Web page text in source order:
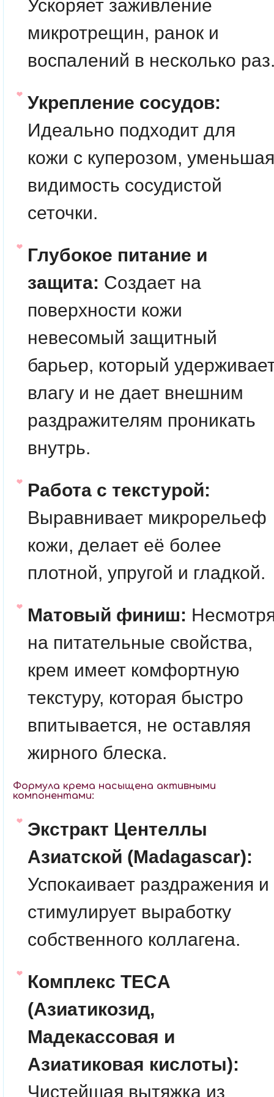
Ускоряет заживление
микротрещин, ранок и
воспалений в несколько
Укрепление сосудов:
Идеально подходит для
кожи с куперозом, уменьшая
видимость сосудистой
сеточки.
Глубокое питание и
защита: Создает на
поверхности кожи
невесомый защитный
барьер, который
влагу и не дает внешним
раздражителям проникать
внутрь.
Работа с текстурой:
Выравнивает микрорельеф
кожи, делает её более
плотной, упругой и гладкой.
Матовый финиш:
на питательные свойства,
крем имеет комфортную
текстуру, которая быстро
впитывается, не оставляя
жирного блеска.
Формула крема насыщена активными
компонентами:
Экстракт Центеллы
Азиатской (Madagascar):
Успокаивает раздражения и
стимулирует выработку
собственного коллагена.
Комплекс TECA
(Азиатикозид,
Мадекассовая и
Азиатиковая кислоты):
Чистейшая вытяжка из